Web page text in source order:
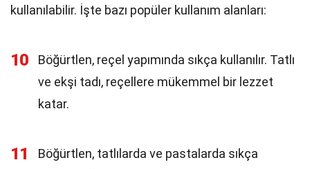
kullanılabilir. İşte bazı popüler kullanım alanları:
10
Böğürtlen, reçel yapımında sıkça kullanılır. Tatlı
ve ekşi tadı, reçellere mükemmel bir lezzet
katar.
11
Böğürtlen, tatlılarda ve pastalarda sıkça